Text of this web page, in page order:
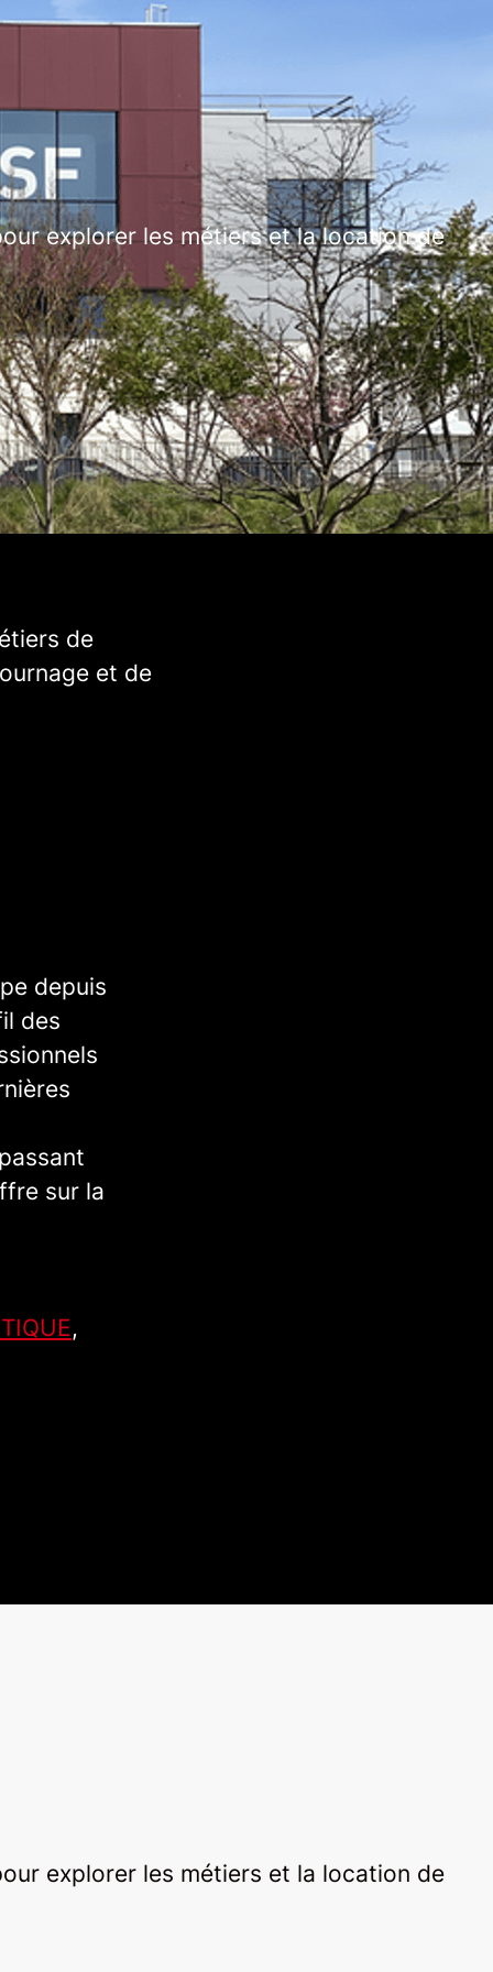
explorer les métiers et la location de
de
et de
depuis
des
sur la
,
explorer les métiers et la location de